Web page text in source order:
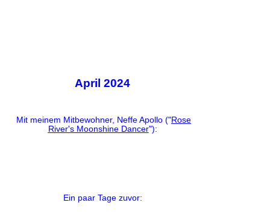
April 2024
Mit meinem Mitbewohner, Neffe Apollo ("Rose
River's Moonshine Dancer"):
Ein paar Tage zuvor: